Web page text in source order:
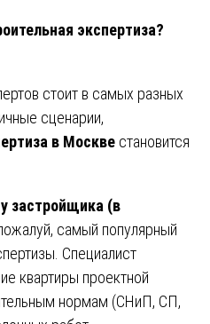
экспертиза?
стоит в самых разных
сценарии,
в Москве становится
застройщика (в
самый популярный
Специалист
квартиры проектной
нормам (СНиП, СП,